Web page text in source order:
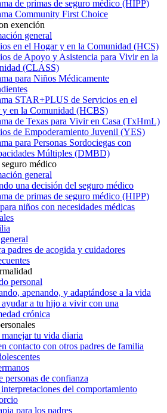
de primas de seguro médico (HIPP)
Community First Choice
exención
general
en el Hogar y en la Comunidad (HCS)
de Apoyo y Asistencia para Vivir en la
(CLASS)
para Niños Médicamente
STAR+PLUS de Servicios en el
y en la Comunidad (HCBS)
de Texas para Vivir en Casa (TxHmL)
de Empoderamiento Juvenil (YES)
para Personas Sordociegas con
Múltiples (DMBD)
médico
general
una decisión del seguro médico
de primas de seguro médico (HIPP)
niños con necesidades médicas
padres de acogida y cuidadores
personal
apenando, y adaptándose a la vida
a tu hijo a vivir con una
crónica
tu vida diaria
contacto con otros padres de familia
personas de confianza
del comportamiento
para los padres